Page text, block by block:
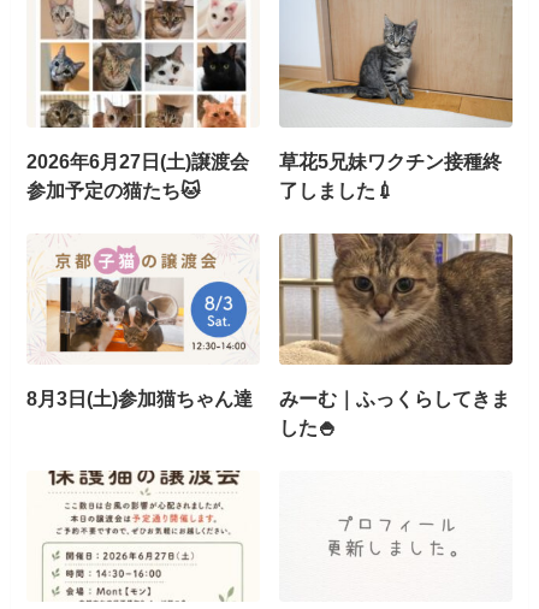
2026年6月27日(土)譲渡会
参加予定の猫たち🐱
草花5兄妹ワクチン接種終
了しました💉
8月3日(土)参加猫ちゃん達
みーむ｜ふっくらしてきま
した🍚